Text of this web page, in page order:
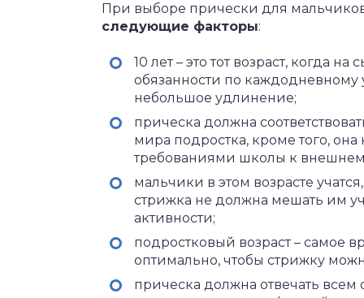
При выборе прически для
следующие факторы:
10 лет – это тот возраст, когда
обязанности по каждодневному
небольшое удлинение;
прическа должна
мира подростка, кроме того,
требованиями школы к
мальчики в этом возрасте
стрижка не должна мешать им
активности;
подростковый возраст – самое
оптимально, чтобы стрижку
прическа должна отвечать всем